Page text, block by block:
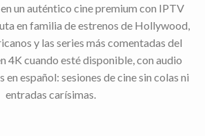
un auténtico cine premium con IPTV
en familia de estrenos de Hollywood,
y las series más comentadas del
4K cuando esté disponible, con audio
español: sesiones de cine sin colas ni
entradas carísimas.